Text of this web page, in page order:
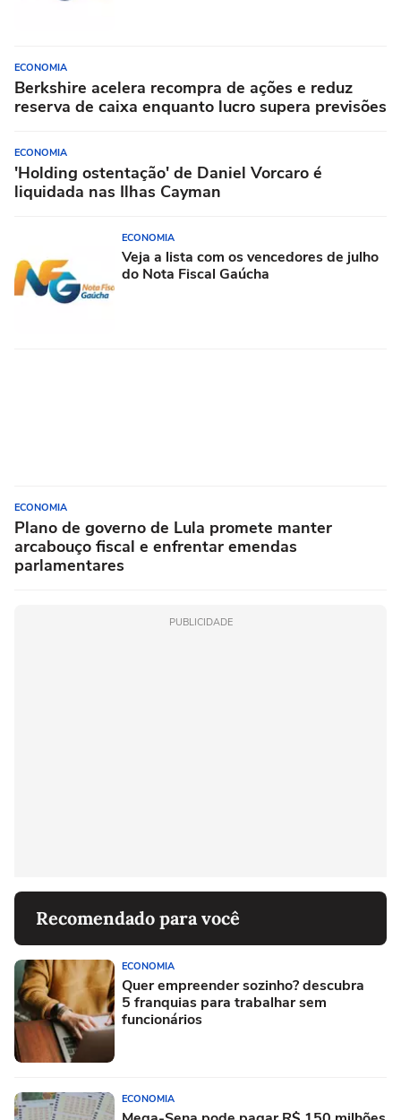
ECONOMIA
Berkshire acelera recompra de ações e reduz
reserva de caixa enquanto lucro supera previsões
ECONOMIA
'Holding ostentação' de Daniel Vorcaro é
liquidada nas Ilhas Cayman
ECONOMIA
Veja a lista com os vencedores de julho
do Nota Fiscal Gaúcha
ECONOMIA
Plano de governo de Lula promete manter
arcabouço fiscal e enfrentar emendas
parlamentares
PUBLICIDADE
Recomendado para você
ECONOMIA
Quer empreender sozinho? descubra
5 franquias para trabalhar sem
funcionários
ECONOMIA